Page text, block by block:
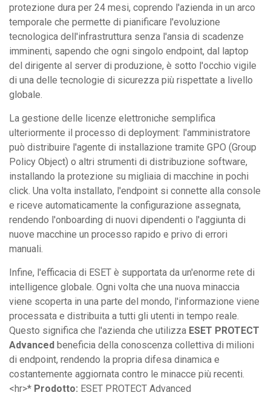
protezione dura per 24 mesi, coprendo l'azienda in un arco
temporale che permette di pianificare l'evoluzione
tecnologica dell'infrastruttura senza l'ansia di scadenze
imminenti, sapendo che ogni singolo endpoint, dal laptop
del dirigente al server di produzione, è sotto l'occhio vigile
di una delle tecnologie di sicurezza più rispettate a livello
globale.
La gestione delle licenze elettroniche semplifica
ulteriormente il processo di deployment: l'amministratore
può distribuire l'agente di installazione tramite GPO (Group
Policy Object) o altri strumenti di distribuzione software,
installando la protezione su migliaia di macchine in pochi
click. Una volta installato, l'endpoint si connette alla console
e riceve automaticamente la configurazione assegnata,
rendendo l'onboarding di nuovi dipendenti o l'aggiunta di
nuove macchine un processo rapido e privo di errori
manuali.
Infine, l'efficacia di ESET è supportata da un'enorme rete di
intelligence globale. Ogni volta che una nuova minaccia
viene scoperta in una parte del mondo, l'informazione viene
processata e distribuita a tutti gli utenti in tempo reale.
Questo significa che l'azienda che utilizza ESET PROTECT
Advanced beneficia della conoscenza collettiva di milioni
di endpoint, rendendo la propria difesa dinamica e
costantemente aggiornata contro le minacce più recenti.
<hr>* Prodotto: ESET PROTECT Advanced